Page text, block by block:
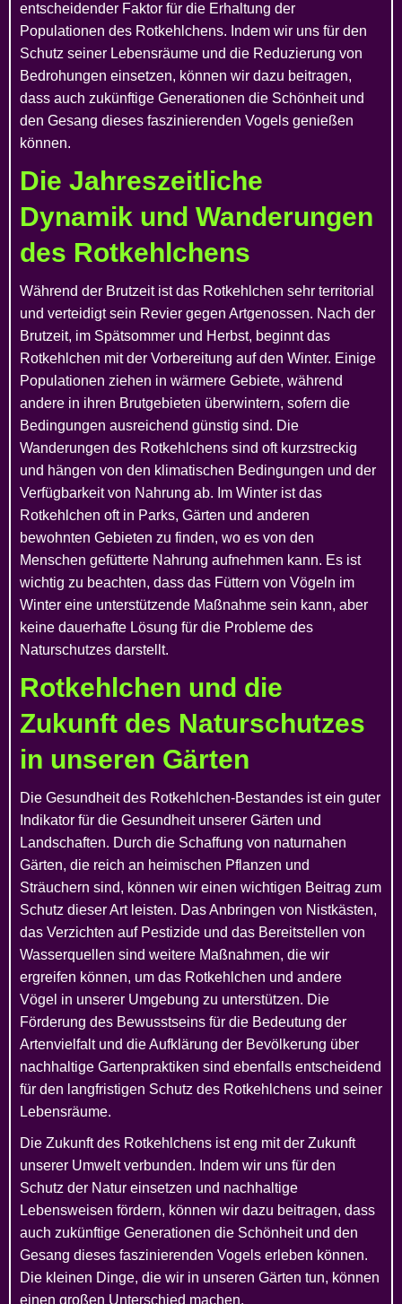
entscheidender Faktor für die Erhaltung der
Populationen des Rotkehlchens. Indem wir uns für den
Schutz seiner Lebensräume und die Reduzierung von
Bedrohungen einsetzen, können wir dazu beitragen,
dass auch zukünftige Generationen die Schönheit und
den Gesang dieses faszinierenden Vogels genießen
können.
Die Jahreszeitliche
Dynamik und Wanderungen
des Rotkehlchens
Während der Brutzeit ist das Rotkehlchen sehr territorial
und verteidigt sein Revier gegen Artgenossen. Nach der
Brutzeit, im Spätsommer und Herbst, beginnt das
Rotkehlchen mit der Vorbereitung auf den Winter. Einige
Populationen ziehen in wärmere Gebiete, während
andere in ihren Brutgebieten überwintern, sofern die
Bedingungen ausreichend günstig sind. Die
Wanderungen des Rotkehlchens sind oft kurzstreckig
und hängen von den klimatischen Bedingungen und der
Verfügbarkeit von Nahrung ab. Im Winter ist das
Rotkehlchen oft in Parks, Gärten und anderen
bewohnten Gebieten zu finden, wo es von den
Menschen gefütterte Nahrung aufnehmen kann. Es ist
wichtig zu beachten, dass das Füttern von Vögeln im
Winter eine unterstützende Maßnahme sein kann, aber
keine dauerhafte Lösung für die Probleme des
Naturschutzes darstellt.
Rotkehlchen und die
Zukunft des Naturschutzes
in unseren Gärten
Die Gesundheit des Rotkehlchen-Bestandes ist ein guter
Indikator für die Gesundheit unserer Gärten und
Landschaften. Durch die Schaffung von naturnahen
Gärten, die reich an heimischen Pflanzen und
Sträuchern sind, können wir einen wichtigen Beitrag zum
Schutz dieser Art leisten. Das Anbringen von Nistkästen,
das Verzichten auf Pestizide und das Bereitstellen von
Wasserquellen sind weitere Maßnahmen, die wir
ergreifen können, um das Rotkehlchen und andere
Vögel in unserer Umgebung zu unterstützen. Die
Förderung des Bewusstseins für die Bedeutung der
Artenvielfalt und die Aufklärung der Bevölkerung über
nachhaltige Gartenpraktiken sind ebenfalls entscheidend
für den langfristigen Schutz des Rotkehlchens und seiner
Lebensräume.
Die Zukunft des Rotkehlchens ist eng mit der Zukunft
unserer Umwelt verbunden. Indem wir uns für den
Schutz der Natur einsetzen und nachhaltige
Lebensweisen fördern, können wir dazu beitragen, dass
auch zukünftige Generationen die Schönheit und den
Gesang dieses faszinierenden Vogels erleben können.
Die kleinen Dinge, die wir in unseren Gärten tun, können
einen großen Unterschied machen.